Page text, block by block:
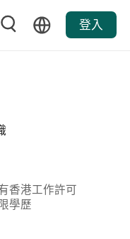
登入
香港工作許可
學歷